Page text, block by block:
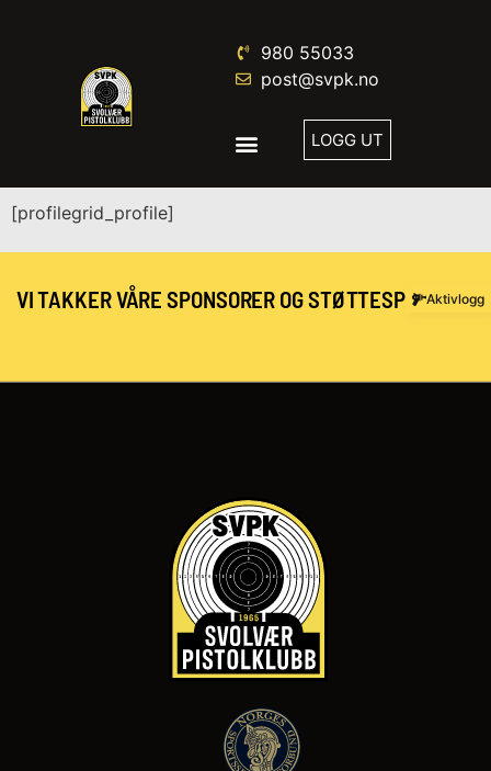
980 55033
post@svpk.no
LOGG UT
Aktivlogg
[profilegrid_profile]
VI TAKKER VÅRE SPONSORER OG STØTTESPILLERE: